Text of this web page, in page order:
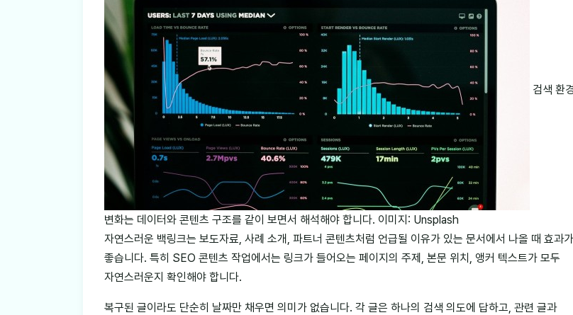
검색 환
변화는 데이터와 콘텐츠 구조를 같이 보면서 해석해야 합니다. 이미지: Unsplash
자연스러운 백링크는 보도자료, 사례 소개, 파트너 콘텐츠처럼 언급될 이유가 있는 문서에서 나올 때 효과가
좋습니다. 특히 SEO 콘텐츠 작업에서는 링크가 들어오는 페이지의 주제, 본문 위치, 앵커 텍스트가 모두
자연스러운지 확인해야 합니다.
복구된 글이라도 단순히 날짜만 채우면 의미가 없습니다. 각 글은 하나의 검색 의도에 답하고, 관련 글과